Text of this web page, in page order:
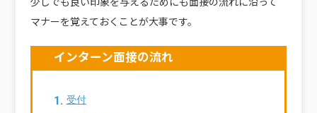
マナーを覚えておくことが大事です。
インターン面接の流れ
受付